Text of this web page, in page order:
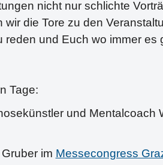
nicht nur schlichte
die Tore zu den
reden und Euch wo immer es
Tage:
und Mentalcoach
im Messecongress